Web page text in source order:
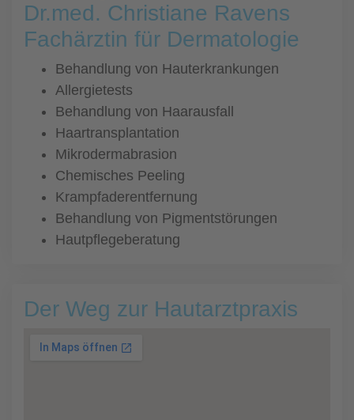
Dr.med. Christiane Ravens
Fachärztin für Dermatologie
Behandlung von Hauterkrankungen
Allergietests
Behandlung von Haarausfall
Haartransplantation
Mikrodermabrasion
Chemisches Peeling
Krampfaderentfernung
Behandlung von Pigmentstörungen
Hautpflegeberatung
Der Weg zur Hautarztpraxis